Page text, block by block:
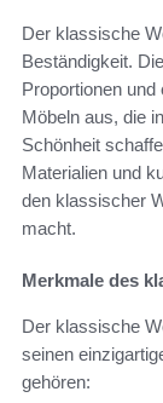
Der klassische
Beständigkeit.
Proportionen und
Möbeln aus, die
Schönheit
Materialien und
den klassischer
macht.
Merkmale des
Der klassische
seinen
gehören: